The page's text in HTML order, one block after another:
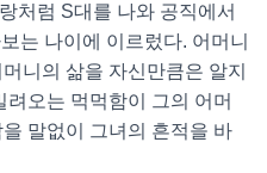
처럼 S대를 나와 공직에서
는 나이에 이르렀다. 어머니
니의 삶을 자신만큼은 알지
오는 먹먹함이 그의 어머
말없이 그녀의 흔적을 바